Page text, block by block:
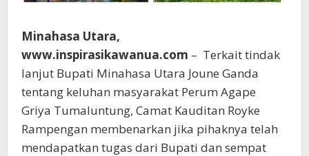
Minahasa Utara,
www.inspirasikawanua.com – Terkait tindak
lanjut Bupati Minahasa Utara Joune Ganda
tentang keluhan masyarakat Perum Agape
Griya Tumaluntung, Camat Kauditan Royke
Rampengan membenarkan jika pihaknya telah
mendapatkan tugas dari Bupati dan sempat